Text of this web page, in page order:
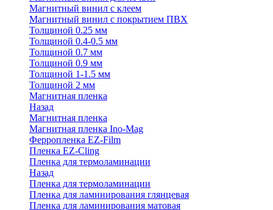
Магнитный винил с клеем
Магнитный винил с покрытием ПВХ
Толщиной 0.25 мм
Толщиной 0.4-0.5 мм
Толщиной 0.7 мм
Толщиной 0.9 мм
Толщиной 1-1.5 мм
Толщиной 2 мм
Магнитная пленка
Назад
Магнитная пленка
Магнитная пленка Ino-Mag
Ферропленка EZ-Film
Пленка EZ-Cling
Пленка для термоламинации
Назад
Пленка для термоламинации
Пленка для ламинирования глянцевая
Пленка для ламинирования матовая